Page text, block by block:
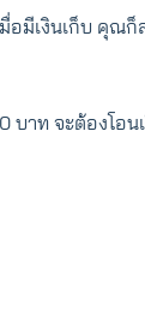
มีเงินเก็บ คุณก็
าท จะต้องโอน